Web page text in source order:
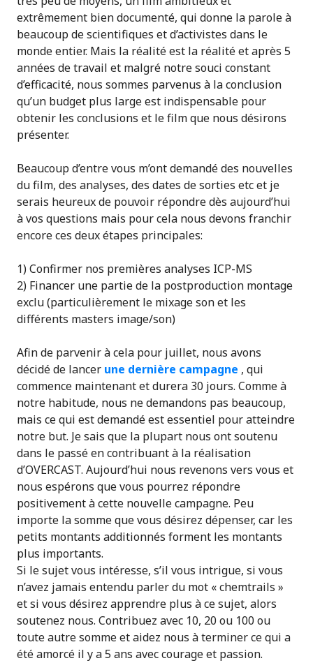
extrêmement bien documenté, qui donne la parole à
beaucoup de scientifiques et d’activistes dans le
monde entier. Mais la réalité est la réalité et après 5
années de travail et malgré notre souci constant
d’efficacité, nous sommes parvenus à la conclusion
qu’un budget plus large est indispensable pour
obtenir les conclusions et le film que nous désirons
présenter.
Beaucoup d’entre vous m’ont demandé des nouvelles
du film, des analyses, des dates de sorties etc et je
serais heureux de pouvoir répondre dès aujourd’hui
à vos questions mais pour cela nous devons franchir
encore ces deux étapes principales:
1) Confirmer nos premières analyses ICP-MS
2) Financer une partie de la postproduction montage
exclu (particulièrement le mixage son et les
différents masters image/son)
Afin de parvenir à cela pour juillet, nous avons
décidé de lancer une dernière campagne , qui
commence maintenant et durera 30 jours. Comme à
notre habitude, nous ne demandons pas beaucoup,
mais ce qui est demandé est essentiel pour atteindre
notre but. Je sais que la plupart nous ont soutenu
dans le passé en contribuant à la réalisation
d’OVERCAST. Aujourd’hui nous revenons vers vous et
nous espérons que vous pourrez répondre
positivement à cette nouvelle campagne. Peu
importe la somme que vous désirez dépenser, car les
petits montants additionnés forment les montants
plus importants.
Si le sujet vous intéresse, s’il vous intrigue, si vous
n’avez jamais entendu parler du mot « chemtrails »
et si vous désirez apprendre plus à ce sujet, alors
soutenez nous. Contribuez avec 10, 20 ou 100 ou
toute autre somme et aidez nous à terminer ce qui a
été amorcé il y a 5 ans avec courage et passion.